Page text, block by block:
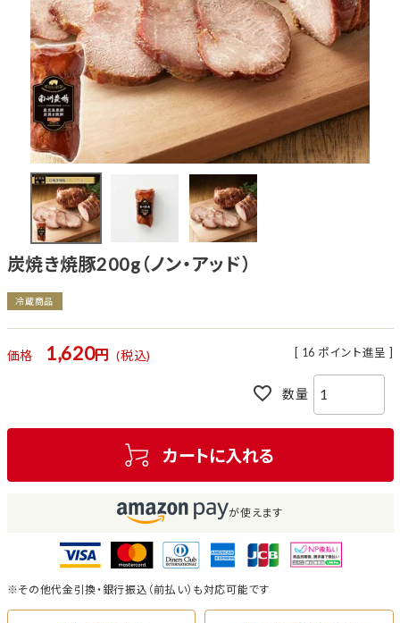
炭焼き焼豚200g（ノン・アッド）
冷蔵商品
価格 1,620 税込 16 ポイント進呈 ]
カートに入れる
が使えます
※その他代金引換・銀行振込（前払い）も対応可能です